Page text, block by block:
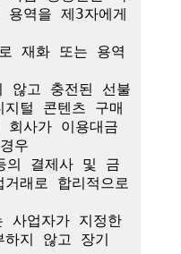
역을 제3자에게
재화 또는 용역
않고 충전된 선불
지털 콘텐츠 구매
사가 이용대금
우
의 결제사 및 금
래로 합리적으로
사업자가 지정한
하지 않고 장기